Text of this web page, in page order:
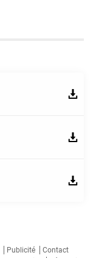
Publicité
Contact